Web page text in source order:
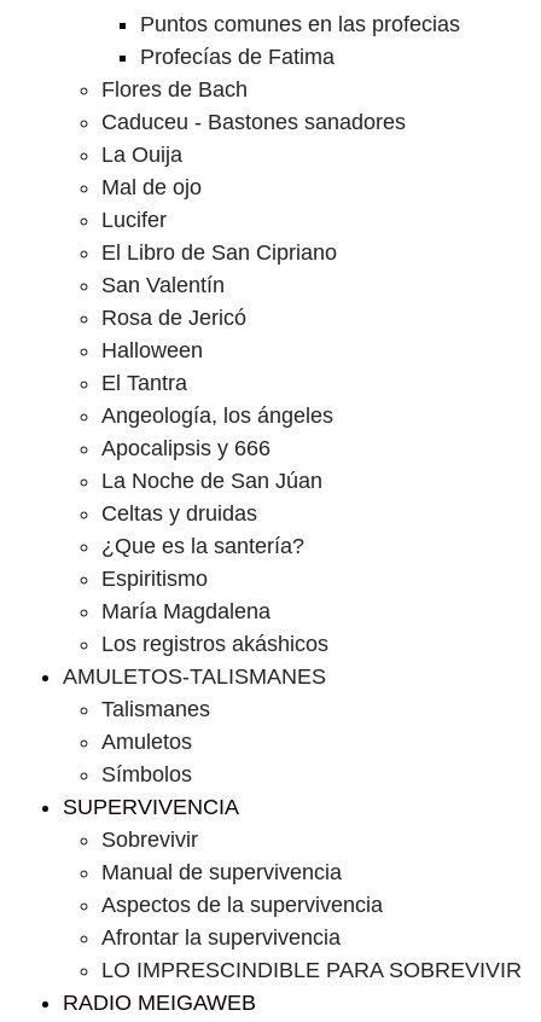
Puntos comunes en las profecias
Profecías de Fatima
Flores de Bach
Caduceu - Bastones sanadores
La Ouija
Mal de ojo
Lucifer
El Libro de San Cipriano
San Valentín
Rosa de Jericó
Halloween
El Tantra
Angeología, los ángeles
Apocalipsis y 666
La Noche de San Júan
Celtas y druidas
¿Que es la santería?
Espiritismo
María Magdalena
Los registros akáshicos
AMULETOS-TALISMANES
Talismanes
Amuletos
Símbolos
SUPERVIVENCIA
Sobrevivir
Manual de supervivencia
Aspectos de la supervivencia
Afrontar la supervivencia
LO IMPRESCINDIBLE PARA SOBREVIVIR
RADIO MEIGAWEB